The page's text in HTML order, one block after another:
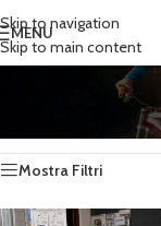
Skip to navigation
Skip to main content
MENU
Prodotti
Mostra Filtri